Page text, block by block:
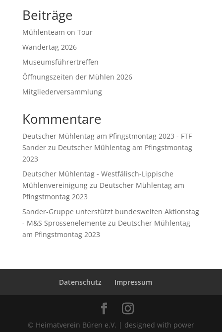
Beiträge
Mühlenteam on Tour
Wandertag 2026
Museumsführertreffen
Öffnungszeiten der Mühlen 2026
Mitgliederversammlung
Kommentare
Deutscher Mühlentag am Pfingstmontag 2023 - FTF
Sanderzu Deutscher Mühlentag am Pfingstmontag
2023
Deutscher Mühlentag - Westfälisch-Lippische
Mühlenvereinigungzu Deutscher Mühlentag am
Pfingstmontag 2023
Sander-Gruppe unterstützt bundesweiten Aktionstag
- M&S Sprossenelemente zu Deutscher Mühlentag
am Pfingstmontag 2023
Datenschutz Impressum
© Heimatverein Büren e.V. | designed with power